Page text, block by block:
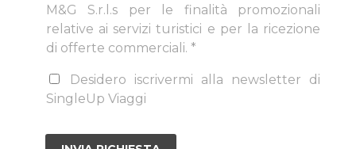
M&G S.r.l.s per le finalità promozionali
relative ai servizi turistici e per la ricezione
di offerte commerciali. *
Desidero iscrivermi alla newsletter di
SingleUp Viaggi